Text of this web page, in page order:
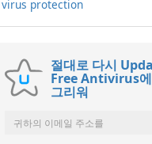
virus protection
절대로 다시
Free Antivirus에
그리워